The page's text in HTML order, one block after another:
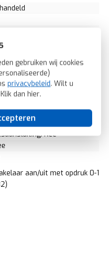
gebruiken wij cookies
privacybeleid. Wilt u
dan hier.
"0"
Nee
(IP): IP20
Nee
aan/uit met opdruk 0-1